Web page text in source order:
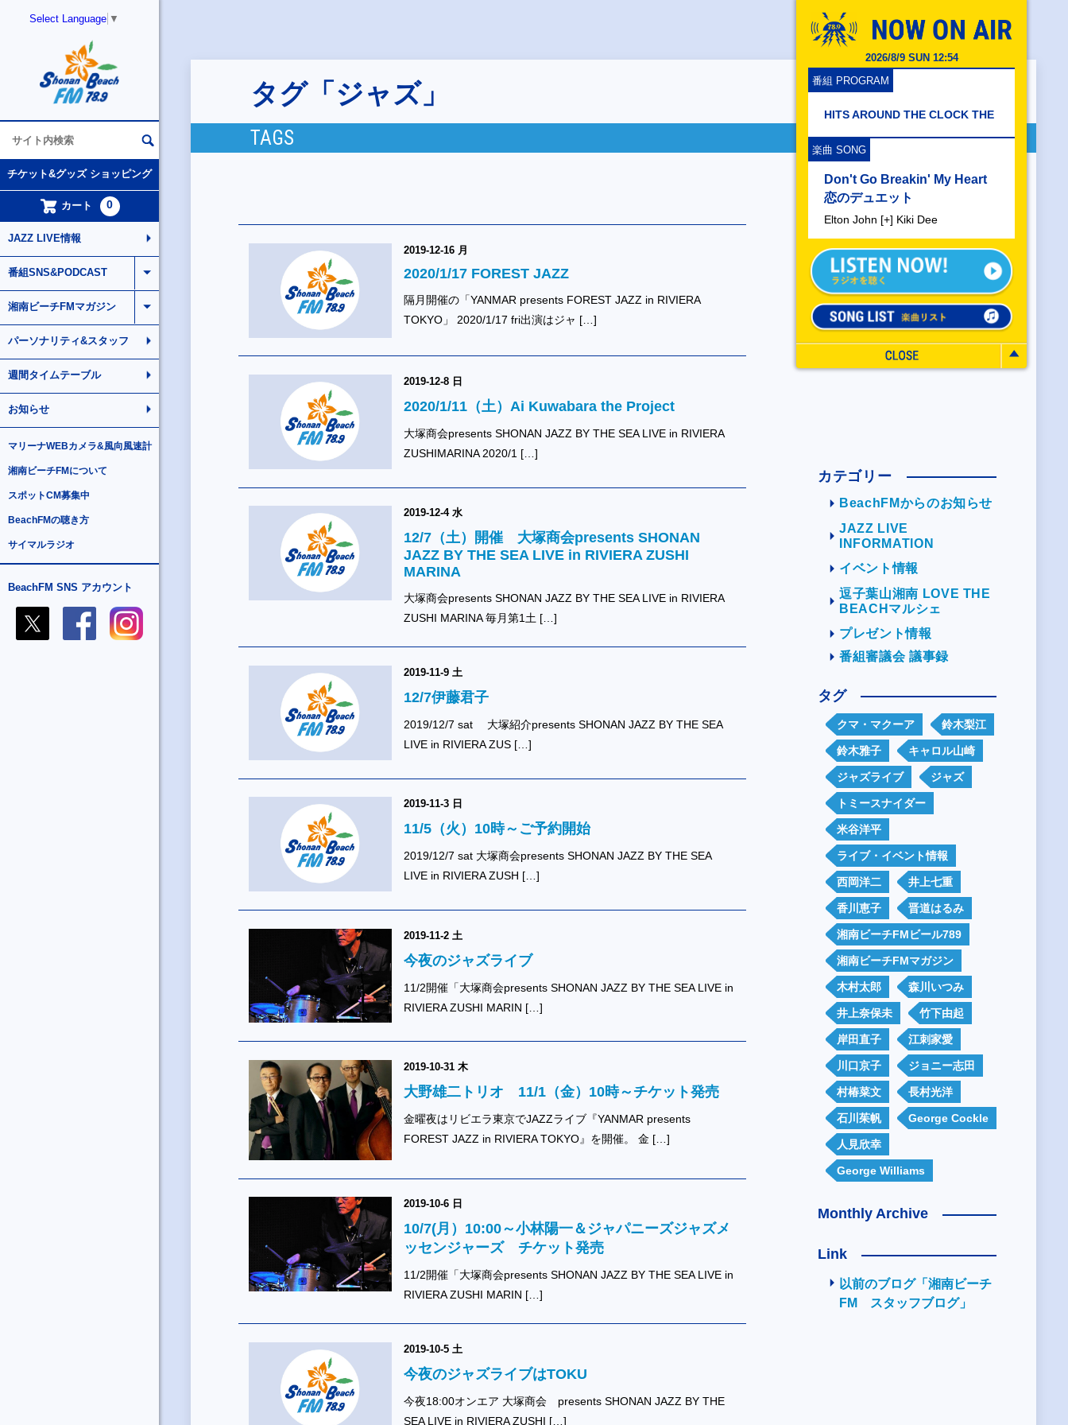
Select Language ▼
2026/8/9 SUN 12:54
番組 PROGRAM
HITS AROUND THE CLOCK THE
楽曲 SONG
Don't Go Breakin' My Heart
恋のデュエット
Elton John [+] Kiki Dee
チケット&グッズ ショッピング
カート 0
JAZZ LIVE情報
番組SNS&PODCAST
湘南ビーチFMマガジン
パーソナリティ&スタッフ
週間タイムテーブル
お知らせ
マリーナWEBカメラ&風向風速計
湘南ビーチFMについて
スポットCM募集中
BeachFMの聴き方
サイマルラジオ
BeachFM SNS アカウント
タグ「ジャズ」
TAGS
2019-12-16 月
2020/1/17 FOREST JAZZ
隔月開催の「YANMAR presents FOREST JAZZ in RIVIERA
TOKYO」 2020/1/17 fri出演はジャ […]
2019-12-8 日
2020/1/11（土）Ai Kuwabara the Project
大塚商会presents SHONAN JAZZ BY THE SEA LIVE in RIVIERA
ZUSHIMARINA 2020/1 […]
2019-12-4 水
12/7（土）開催 大塚商会presents SHONAN
JAZZ BY THE SEA LIVE in RIVIERA ZUSHI
MARINA
大塚商会presents SHONAN JAZZ BY THE SEA LIVE in RIVIERA
ZUSHI MARINA 毎月第1土 […]
2019-11-9 土
12/7伊藤君子
2019/12/7 sat 大塚紹介presents SHONAN JAZZ BY THE SEA
LIVE in RIVIERA ZUS […]
2019-11-3 日
11/5（火）10時～ご予約開始
2019/12/7 sat 大塚商会presents SHONAN JAZZ BY THE SEA
LIVE in RIVIERA ZUSH […]
2019-11-2 土
今夜のジャズライブ
11/2開催「大塚商会presents SHONAN JAZZ BY THE SEA LIVE in
RIVIERA ZUSHI MARIN […]
2019-10-31 木
大野雄二トリオ 11/1（金）10時～チケット発売
金曜夜はリビエラ東京でJAZZライブ『YANMAR presents
FOREST JAZZ in RIVIERA TOKYO』を開催。 金 […]
2019-10-6 日
10/7(月）10:00～小林陽一＆ジャパニーズジャズメ
ッセンジャーズ チケット発売
11/2開催「大塚商会presents SHONAN JAZZ BY THE SEA LIVE in
RIVIERA ZUSHI MARIN […]
2019-10-5 土
今夜のジャズライブはTOKU
今夜18:00オンエア 大塚商会 presents SHONAN JAZZ BY THE
SEA LIVE in RIVIERA ZUSHI […]
カテゴリー
BeachFMからのお知らせ
JAZZ LIVE
INFORMATION
イベント情報
逗子葉山湘南 LOVE THE
BEACHマルシェ
プレゼント情報
番組審議会 議事録
タグ
クマ・マクーア 鈴木梨江
鈴木雅子 キャロル山崎
ジャズライブ ジャズ
トミースナイダー
米谷洋平
ライブ・イベント情報
西岡洋二 井上七重
香川恵子 晋道はるみ
湘南ビーチFMビール789
湘南ビーチFMマガジン
木村太郎 森川いつみ
井上奈保未 竹下由起
岸田直子 江刺家愛
川口京子 ジョニー志田
村椿菜文 長村光洋
石川茱帆 George Cockle
人見欣幸
George Williams
Monthly Archive
Link
以前のブログ「湘南ビーチ
FM スタッフブログ」